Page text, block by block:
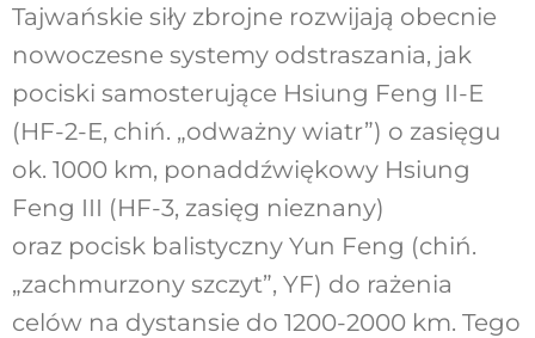
Tajwańskie siły zbrojne rozwijają obecnie
nowoczesne systemy odstraszania, jak
pociski samosterujące Hsiung Feng II-E
(HF-2-E, chiń. „odważny wiatr”) o zasięgu
ok. 1000 km, ponaddźwiękowy Hsiung
Feng III (HF-3, zasięg nieznany)
oraz pocisk balistyczny Yun Feng (chiń.
„zachmurzony szczyt”, YF) do rażenia
celów na dystansie do 1200-2000 km. Tego